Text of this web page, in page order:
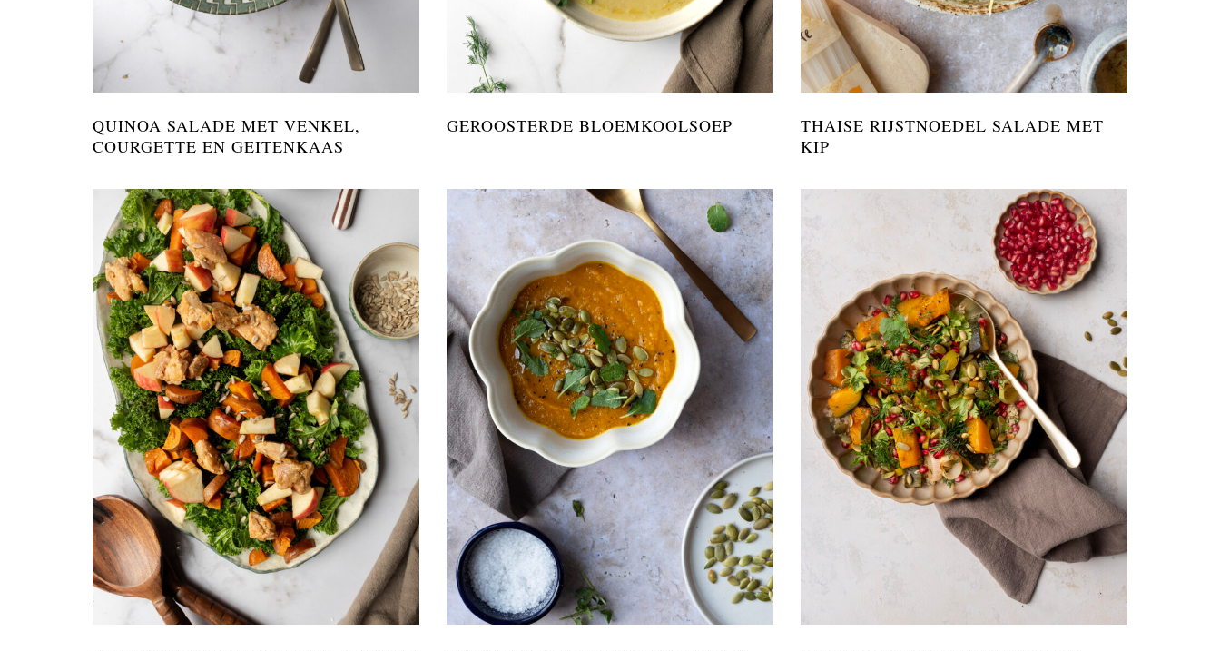
QUINOA SALADE MET VENKEL,
COURGETTE EN GEITENKAAS
GEROOSTERDE BLOEMKOOLSOEP
THAISE RIJSTNOEDEL SALADE MET
KIP